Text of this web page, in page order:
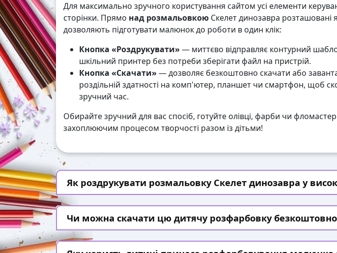
Для максимально зручного користування сайтом усі елементи
сторінки. Прямо над розмальовкою Скелет динозавра розташовані
дозволяють підготувати малюнок до роботи в один клік:
Кнопка «Роздрукувати» — миттєво відправляє контурний
шкільний принтер без потреби зберігати файл на пристрій.
Кнопка «Скачати» — дозволяє безкоштовно скачати або
роздільній здатності на комп'ютер, планшет чи смартфон, щоб
зручний час.
Обирайте зручний для вас спосіб, готуйте олівці, фарби чи
захоплюючим процесом творчості разом із дітьми!
Як роздрукувати розмальовку Скелет динозавра у
Чи можна скачати цю дитячу розфарбовку